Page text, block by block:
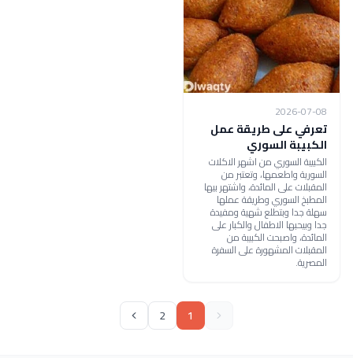
2026-07-08
تعرفي على طريقة عمل
الكبيبة السوري
الكبيبة السوري من اشهر الاكلات
السورية واطعمها، وتعتبر من
المقبلات على المائدة، واشتهر بيها
المطبخ السوري وطريقة عملها
سهلة جدا وبتطلع شهية ومفيدة
جدا وبيحبها الاطفال والكبار على
المائدة، واصبحت الكبيبة من
المقبلات المشهورة على السفرة
المصرية.
1
2